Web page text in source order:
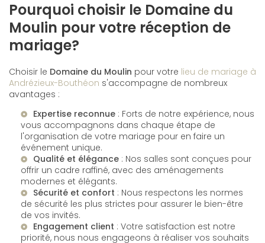
Pourquoi choisir le Domaine du
Moulin pour votre réception de
mariage?
Choisir le Domaine du Moulin pour votre lieu de mariage à
Andrézieux-Bouthéon s'accompagne de nombreux
avantages :
Expertise reconnue : Forts de notre expérience, nous
vous accompagnons dans chaque étape de
l'organisation de votre mariage pour en faire un
événement unique.
Qualité et élégance : Nos salles sont conçues pour
offrir un cadre raffiné, avec des aménagements
modernes et élégants.
Sécurité et confort : Nous respectons les normes
de sécurité les plus strictes pour assurer le bien-être
de vos invités.
Engagement client : Votre satisfaction est notre
priorité, nous nous engageons à réaliser vos souhaits